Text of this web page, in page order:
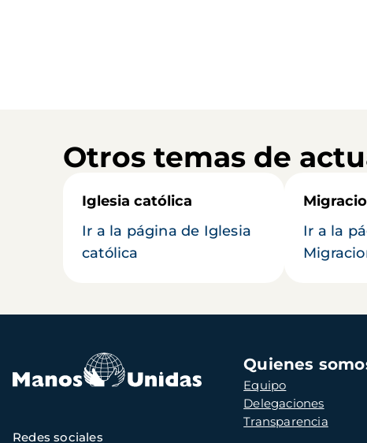
Otros temas de
Iglesia católica
Ir a la página de Iglesia
católica
Ir a la
Navegación
principal
Quienes
Equipo
Delegaciones
Transparencia
Redes sociales